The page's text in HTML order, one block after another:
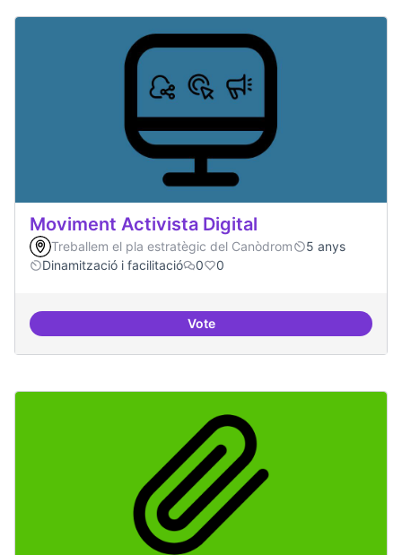
Moviment Activista Digital
Treballem el pla estratègic del Canòdrom
5 anys
Dinamització i facilitació
0 0
VoteMoviment Activista Digital